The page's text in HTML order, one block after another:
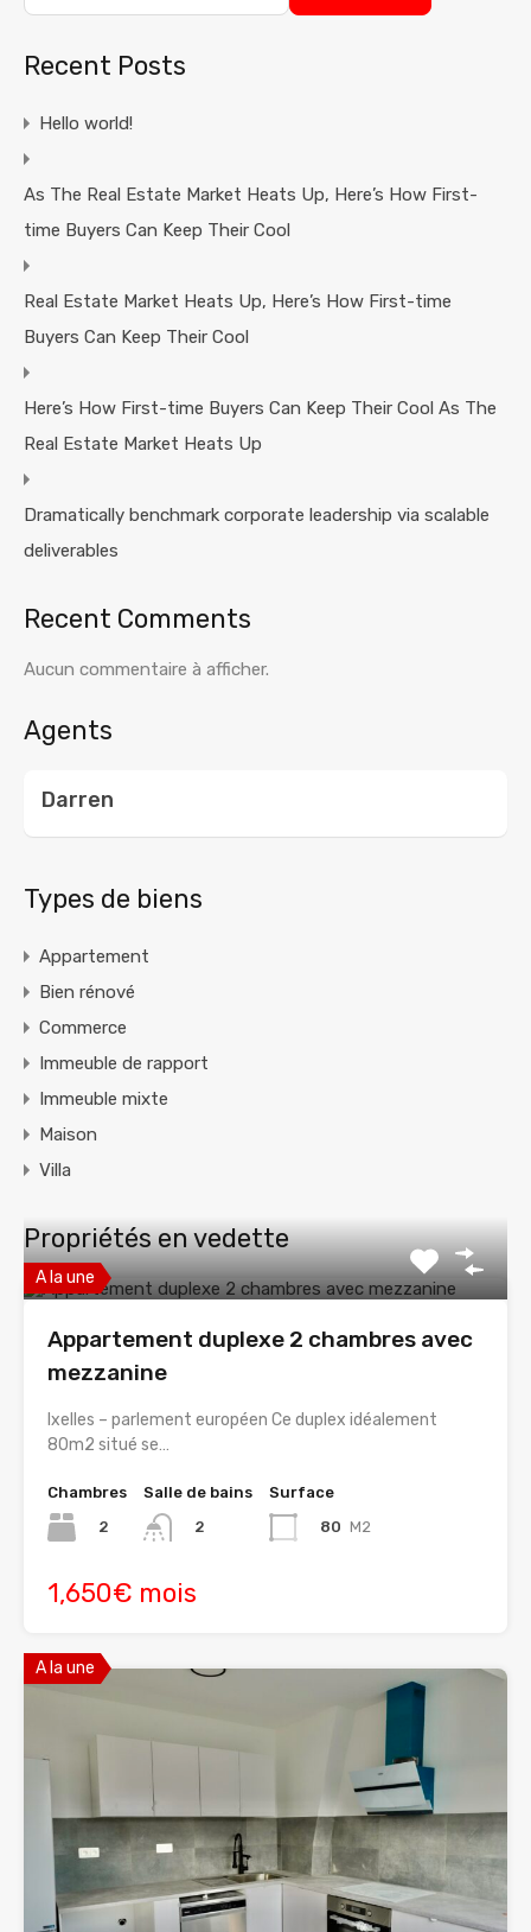
Recent Posts
Hello world!
As The Real Estate Market Heats Up, Here’s How First-
time Buyers Can Keep Their Cool
Real Estate Market Heats Up, Here’s How First-time
Buyers Can Keep Their Cool
Here’s How First-time Buyers Can Keep Their Cool As The
Real Estate Market Heats Up
Dramatically benchmark corporate leadership via scalable
deliverables
Recent Comments
Aucun commentaire à afficher.
Agents
Darren
Types de biens
Appartement
Bien rénové
Commerce
Immeuble de rapport
Immeuble mixte
Maison
Villa
Propriétés en vedette
A la une
Appartement duplexe 2 chambres avec
mezzanine
Ixelles – parlement européen Ce duplex idéalement
80m2 situé se…
Chambres
2
Salle de bains
2
Surface
80 M2
1,650€ mois
A la une